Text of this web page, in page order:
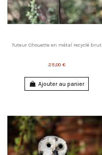
Tuteur Chouette en métal recyclé brut
25,00 €
Ajouter au panier